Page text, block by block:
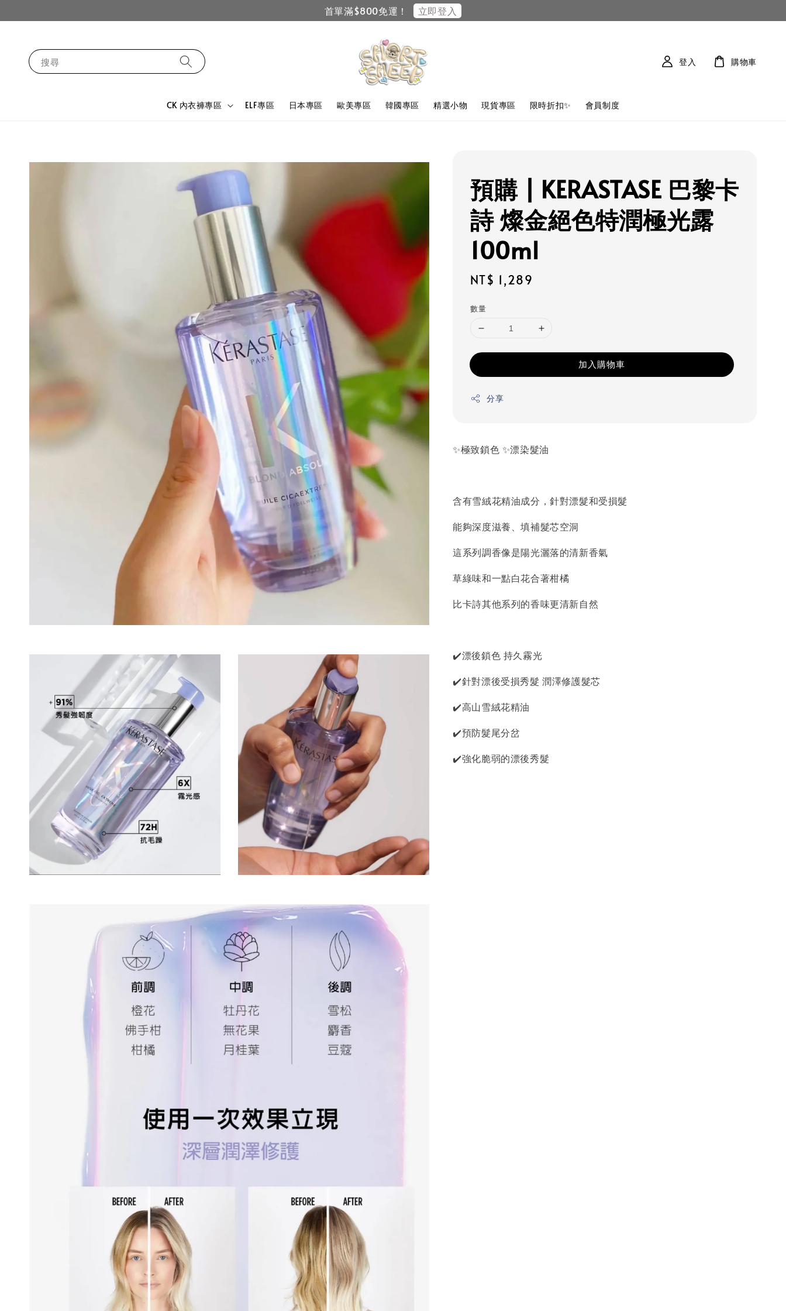
首單滿$800免運！ 立即登入
搜尋
CK 內衣褲專區 ELF專區 日本專區 歐美專區 韓國專區 精選小物 現貨專區 限時折扣✨ 會員制度
登入 購物車
預購 | KERASTASE 巴黎卡
詩 燦金絕色特潤極光露
100ml
Regular
NT$ 1,289
數量
加入購物車
分享
✨極致鎖色 ✨漂染髮油
含有雪絨花精油成分，針對漂髮和受損髮
能夠深度滋養、填補髮芯空洞
這系列調香像是陽光灑落的清新香氣
草綠味和一點白花合著柑橘
比卡詩其他系列的香味更清新自然
✔️漂後鎖色 持久霧光
✔️針對漂後受損秀髮 潤澤修護髮芯
✔️高山雪絨花精油
✔️預防髮尾分岔
✔️強化脆弱的漂後秀髮